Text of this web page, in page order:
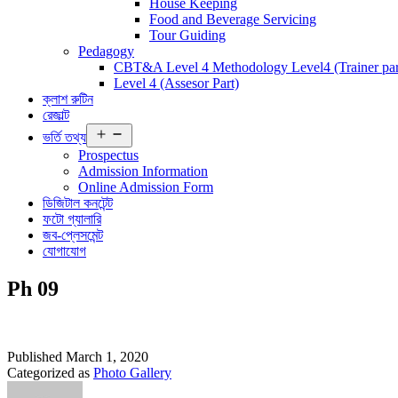
House Keeping
Food and Beverage Servicing
Tour Guiding
Pedagogy
CBT&A Level 4 Methodology Level4 (Trainer
Level 4 (Assesor Part)
ক্লাশ রুটিন
রেজাল্ট
ভর্তি তথ্য
menu
Prospectus
Admission Information
Online Admission Form
ডিজিটাল কনটেন্ট
ফটো গ্যালারি
জব-প্লেসমেন্ট
যোগাযোগ
Ph 09
Published March 1, 2020
Categorized as Photo Gallery